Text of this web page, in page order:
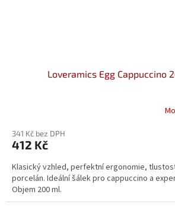
Loveramics Egg Cappuccino
341 Kč bez DPH
412 Kč
Klasický vzhled, perfektní ergonomie,
porcelán. Ideální šálek pro cappuccino a
Objem 200 ml.